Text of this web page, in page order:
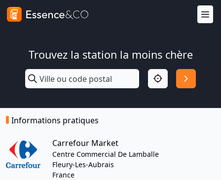
Trouvez la station la moins chère
Informations pratiques
Carrefour Market
Centre Commercial De Lamballe
Fleury-Les-Aubrais
France